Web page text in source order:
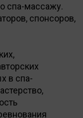
спа-массажу.
спонсоров,
в спа-